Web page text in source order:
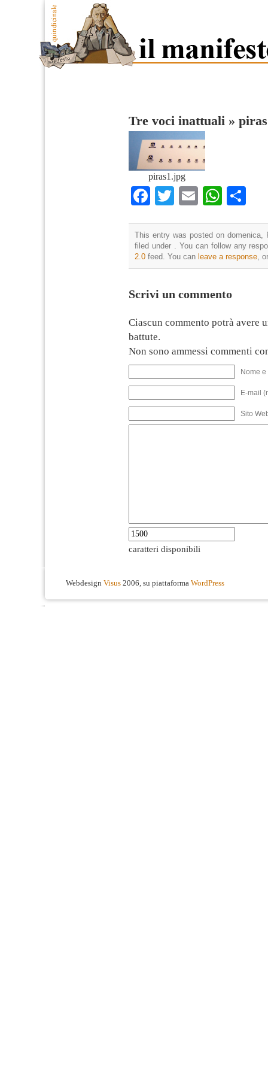
Tre voci inattuali » piras
piras1.jpg
Facebook
TwitterEmail
This entry was posted on domenica,
filed under . You can follow any
2.0 feed. You can leave a response,
Scrivi un commento
Ciascun commento potrà avere
battute.
Non sono ammessi commenti
Nome
E-mail
Sito
caratteri disponibili
Webdesign Visus 2006, su piattaforma WordPress